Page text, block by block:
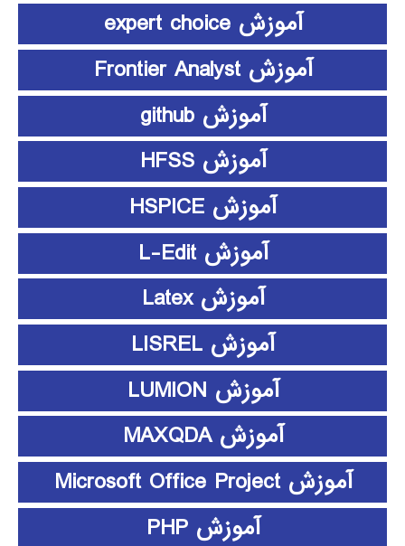
آموزش expert choice
آموزش Frontier Analyst
آموزش github
آموزش HFSS
آموزش HSPICE
آموزش L-Edit
آموزش Latex
آموزش LISREL
آموزش LUMION
آموزش MAXQDA
آموزش Microsoft Office Project
آموزش PHP